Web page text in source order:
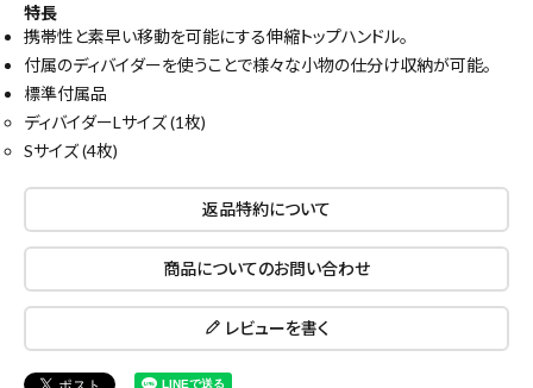
キーワードから探す
search
腰袋
特長
携帯性と素早い移動を可能にする伸縮トップハンドル。
付属のディバイダーを使うことで様々な小物の仕分け収納が可能。
標準付属品
ディバイダーLサイズ (1枚)
Sサイズ (4枚)
返品特約について
商品についてのお問い合わせ
レビューを書く